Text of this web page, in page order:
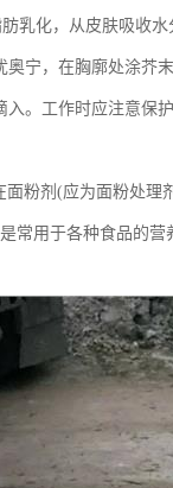
乳化，从皮肤吸收水
宁，在胸廓处涂芥末
入。工作时应注意保
面粉剂(应为面粉处理
常用于各种食品的营